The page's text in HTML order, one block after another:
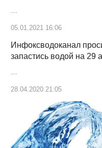
…
05.01.2021 16:06
Инфоксводоканал
запастись водой на 29
…
28.04.2020 21:05